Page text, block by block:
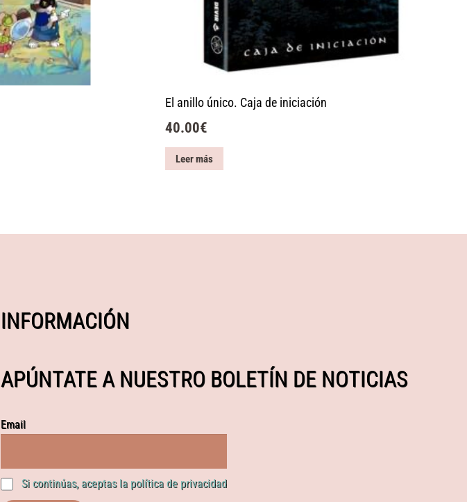
El anillo único. Caja de iniciación
40.00€
Leer más
INFORMACIÓN
APÚNTATE A NUESTRO BOLETÍN DE NOTICIAS
Email
Si continúas, aceptas la política de privacidad